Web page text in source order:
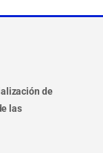
de
las